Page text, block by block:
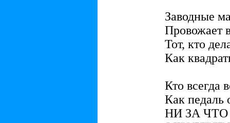
Заводные
Провожает
Тот, кто
Как
Кто всегда
Как педаль
НИ ЗА